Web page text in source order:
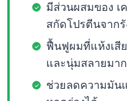
มีส่วนผสมของ เ
สกัดโปรตีนจาก
ฟื้นฟูผมที่แห้งเสี
และนุ่มสลายมา
ช่วยลดความมัน